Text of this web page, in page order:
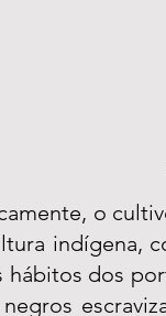
o
indígena,
hábitos dos